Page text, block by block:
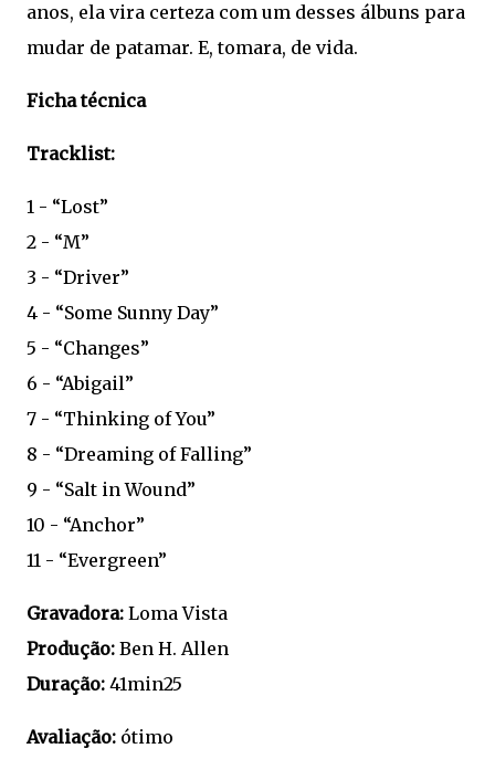
anos, ela vira certeza com um desses álbuns para
mudar de patamar. E, tomara, de vida.
Ficha técnica
Tracklist:
1 - “Lost”
2 - “M”
3 - “Driver”
4 - “Some Sunny Day”
5 - “Changes”
6 - “Abigail”
7 - “Thinking of You”
8 - “Dreaming of Falling”
9 - “Salt in Wound”
10 - “Anchor”
11 - “Evergreen”
Gravadora: Loma Vista
Produção: Ben H. Allen
Duração: 41min25
Avaliação: ótimo